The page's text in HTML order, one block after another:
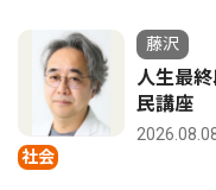
社会
藤沢
人生最
民講座